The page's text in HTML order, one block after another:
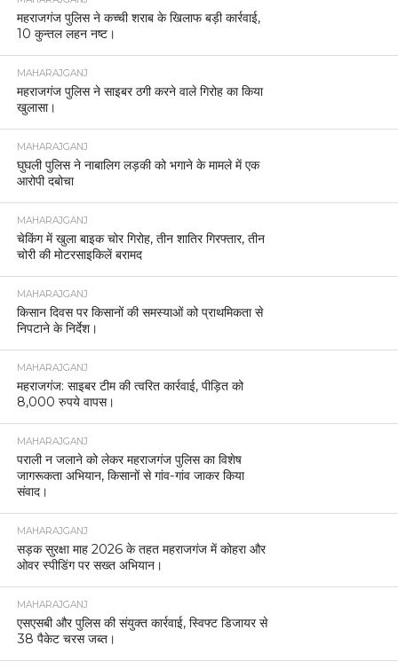
महराजगंज पुलिस ने कच्ची शराब के खिलाफ बड़ी कार्रवाई,
10 कुन्तल लहन नष्ट।
MAHARAJGANJ
महराजगंज पुलिस ने साइबर ठगी करने वाले गिरोह का किया
खुलासा।
MAHARAJGANJ
घुघली पुलिस ने नाबालिग लड़की को भगाने के मामले में एक
आरोपी दबोचा
MAHARAJGANJ
चेकिंग में खुला बाइक चोर गिरोह, तीन शातिर गिरफ्तार, तीन
चोरी की मोटरसाइकिलें बरामद
MAHARAJGANJ
किसान दिवस पर किसानों की समस्याओं को प्राथमिकता से
निपटाने के निर्देश।
MAHARAJGANJ
महराजगंज: साइबर टीम की त्वरित कार्रवाई, पीड़ित को
8,000 रुपये वापस।
MAHARAJGANJ
पराली न जलाने को लेकर महराजगंज पुलिस का विशेष
जागरूकता अभियान, किसानों से गांव-गांव जाकर किया
संवाद।
MAHARAJGANJ
सड़क सुरक्षा माह 2026 के तहत महराजगंज में कोहरा और
ओवर स्पीडिंग पर सख्त अभियान।
MAHARAJGANJ
एसएसबी और पुलिस की संयुक्त कार्रवाई, स्विफ्ट डिजायर से
38 पैकेट चरस जब्त।